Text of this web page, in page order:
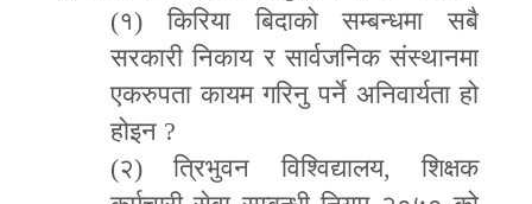
(१)
किरिया बिदाको सम्बन्धमा सबै
सरकारी निकाय र सार्वजनिक संस्थानमा
एकरुपता कायम गरिनु पर्ने अनिवार्यता हो
होइन ?
(२) त्रिभुवन विश्विद्यालय,शिक्षक